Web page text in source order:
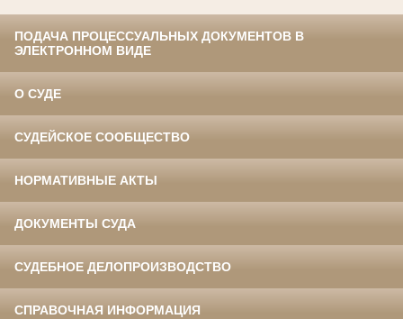
ПОДАЧА ПРОЦЕССУАЛЬНЫХ ДОКУМЕНТОВ В
ЭЛЕКТРОННОМ ВИДЕ
О СУДЕ
СУДЕЙСКОЕ СООБЩЕСТВО
НОРМАТИВНЫЕ АКТЫ
ДОКУМЕНТЫ СУДА
СУДЕБНОЕ ДЕЛОПРОИЗВОДСТВО
СПРАВОЧНАЯ ИНФОРМАЦИЯ